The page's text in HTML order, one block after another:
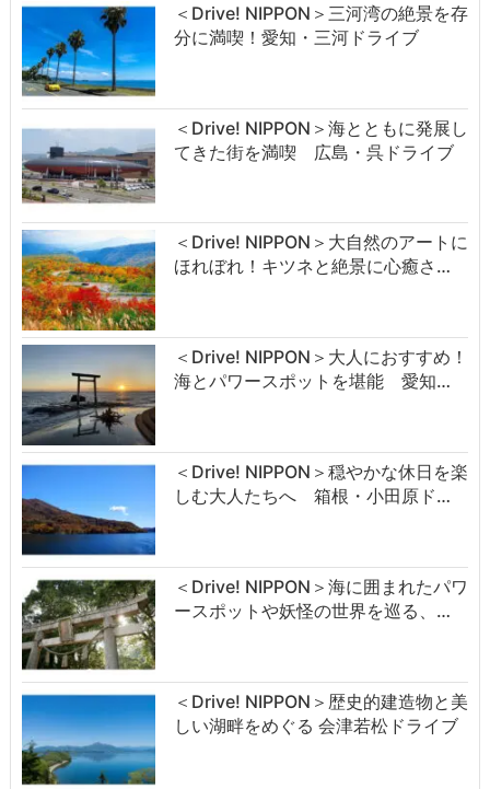
＜Drive! NIPPON＞三河湾の絶景を存
分に満喫！愛知・三河ドライブ
＜Drive! NIPPON＞海とともに発展し
てきた街を満喫 広島・呉ドライブ
＜Drive! NIPPON＞大自然のアートに
ほれぼれ！キツネと絶景に心癒さ…
＜Drive! NIPPON＞大人におすすめ！
海とパワースポットを堪能 愛知…
＜Drive! NIPPON＞穏やかな休日を楽
しむ大人たちへ 箱根・小田原ド…
＜Drive! NIPPON＞海に囲まれたパワ
ースポットや妖怪の世界を巡る、…
＜Drive! NIPPON＞歴史的建造物と美
しい湖畔をめぐる 会津若松ドライブ